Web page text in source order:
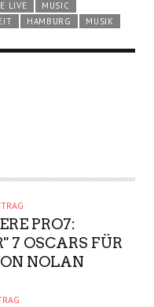
LIVE
MUSIC
HAMBURG MUSIK
PRO7:
7 OSCARS FÜR
NOLAN